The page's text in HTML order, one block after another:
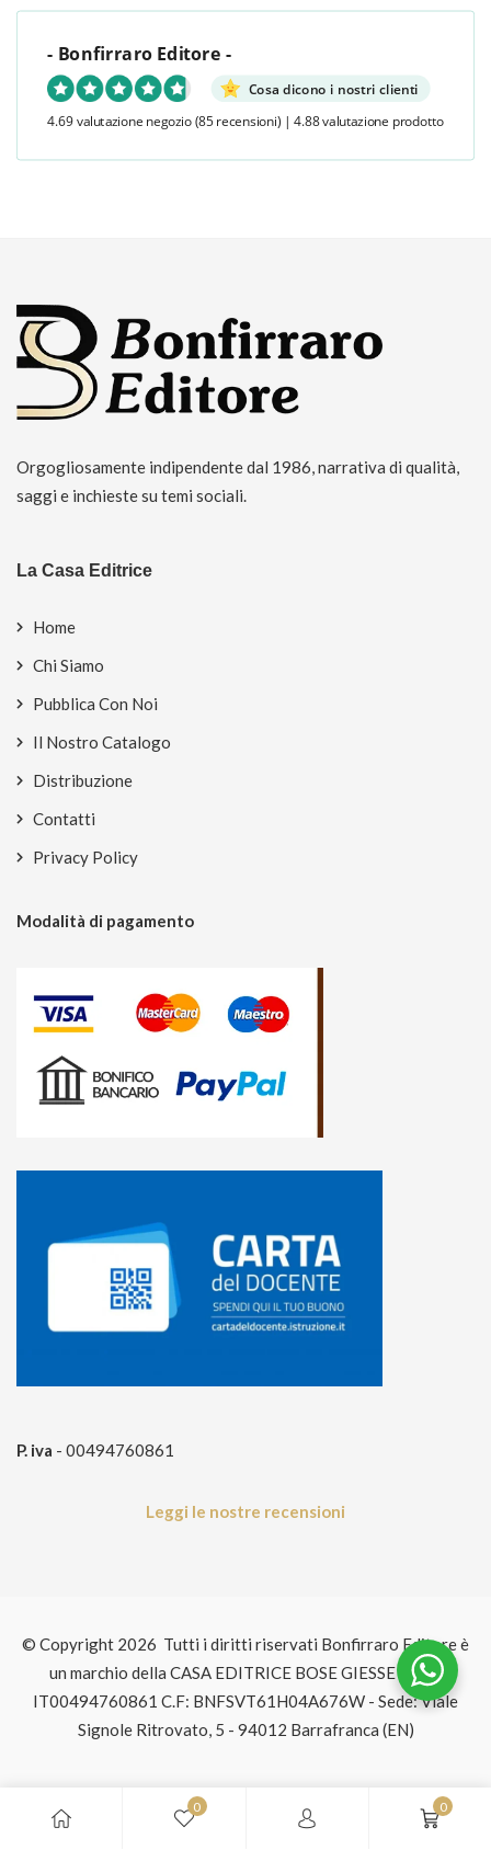
15 %
di sconto, solo per te
aggiornamenti
per avere maggiori informazioni.
- Bonfirraro Editore -
Cosa dicono i nostri clienti
4.69 valutazione negozio (85 recensioni) | 4.88 valutazione prodotto
0 0
Orgogliosamente indipendente dal 1986, narrativa di qualità,
saggi e inchieste su temi sociali.
La Casa Editrice
Home
Chi Siamo
Pubblica Con Noi
Il Nostro Catalogo
Distribuzione
Contatti
Privacy Policy
Modalità di pagamento
P. iva - 00494760861
Leggi le nostre recensioni
© Copyright 2026 Tutti i diritti riservati Bonfirraro Editore è
un marchio della CASA EDITRICE BOSE GIESSE P.IVA:
IT00494760861 C.F: BNFSVT61H04A676W - Sede: Viale
Signole Ritrovato, 5 - 94012 Barrafranca (EN)